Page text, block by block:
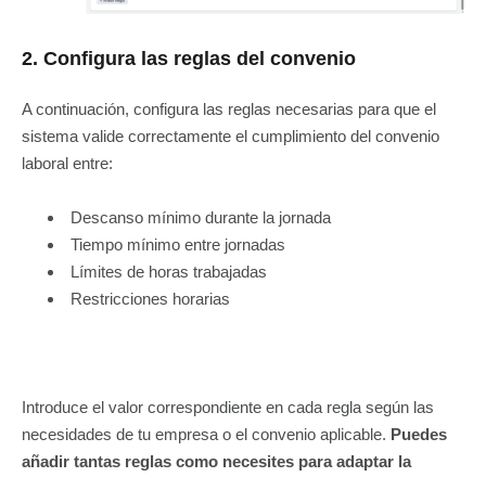
2. Configura las reglas del convenio
A continuación, configura las reglas necesarias para que el
sistema valide correctamente el cumplimiento del convenio
laboral entre:
Descanso mínimo durante la jornada
Tiempo mínimo entre jornadas
Límites de horas trabajadas
Restricciones horarias
Introduce el valor correspondiente en cada regla según las
necesidades de tu empresa o el convenio aplicable. Puedes
añadir tantas reglas como necesites para adaptar la